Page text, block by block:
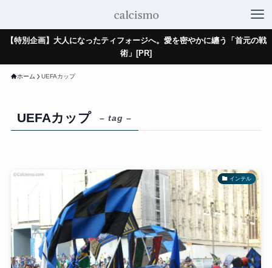
【特別企画】大人になったティフォージへ。愛を密やかに纏う「首元の戦
術」[PR]
ホーム UEFAカップ
UEFAカップ – tag –
インテル